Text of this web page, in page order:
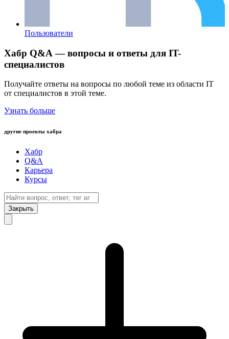
Пользователи
Хабр Q&A — вопросы и ответы для IT-
специалистов
Получайте ответы на вопросы по любой теме из области IT
от специалистов в этой теме.
Узнать больше
другие проекты хабра
Хабр
Q&A
Карьера
Курсы
Закрыть